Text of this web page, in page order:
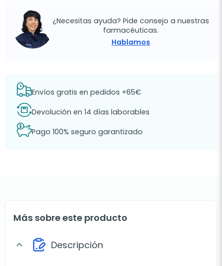
¿Necesitas ayuda? Pide consejo a nuestras
farmacéuticas.
Hablamos
Envíos gratis en pedidos +65€
Devolución en 14 días laborables
Pago 100% seguro garantizado
Más sobre este producto
expand_more Descripción